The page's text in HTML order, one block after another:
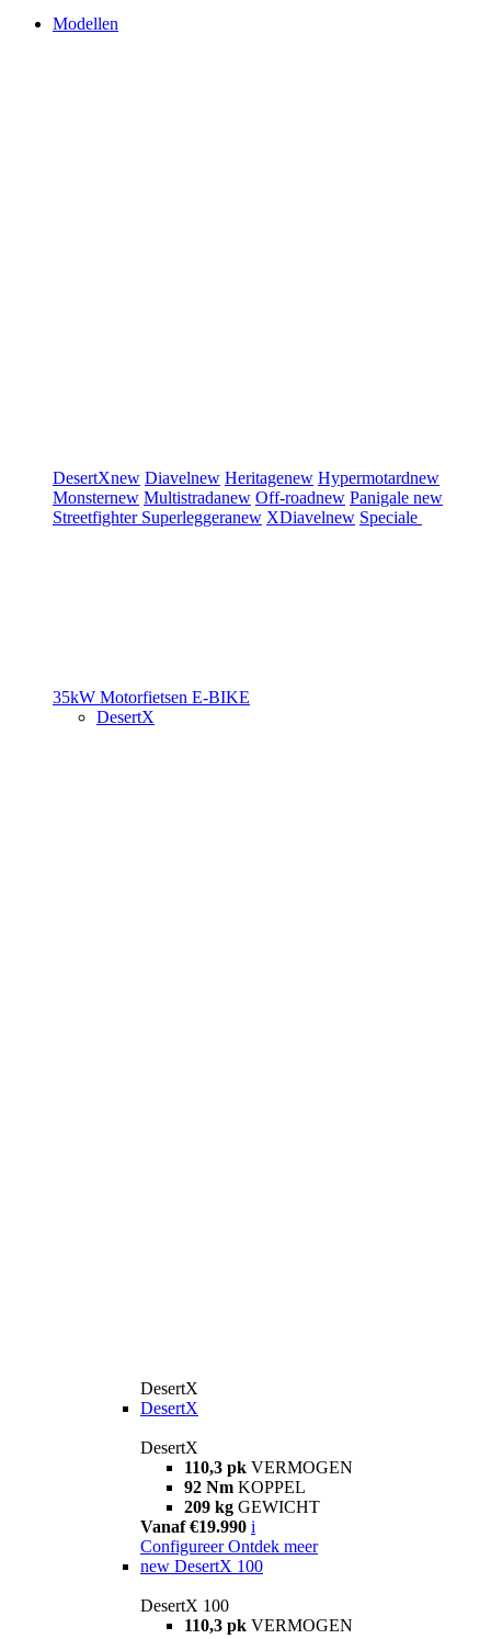
Modellen
DesertXnew Diavelnew Heritagenew Hypermotardnew
Monsternew Multistradanew Off-roadnew Panigale new
Streetfighter Superleggeranew XDiavelnew Speciale
35kW Motorfietsen E-BIKE
DesertX
DesertX
DesertX
DesertX
110,3 pk VERMOGEN
92 Nm KOPPEL
209 kg GEWICHT
Vanaf €19.990 i
Configureer Ontdek meer
new DesertX 100
DesertX 100
110,3 pk VERMOGEN